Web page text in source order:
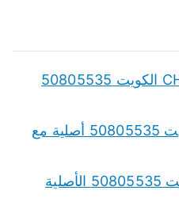
قطع غيار شانجان CHANGAN الكويت 50805535
قطع غيار دومي Domi الكويت 50805535 أصلية مع
قطع غيار جيلي Geely الكويت 50805535 الأصلية